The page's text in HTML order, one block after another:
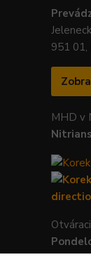
951 01,
MHD v